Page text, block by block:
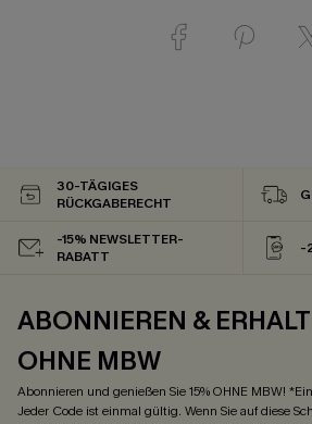
30-TÄGIGES
RÜCKGABERECHT
-15% NEWSLETTER-
RABATT
-
ABONNIEREN &
OHNE MBW
Abonnieren und genießen Sie 15% OHNE MBW!
Jeder Code ist einmal gültig. Wenn Sie auf diese